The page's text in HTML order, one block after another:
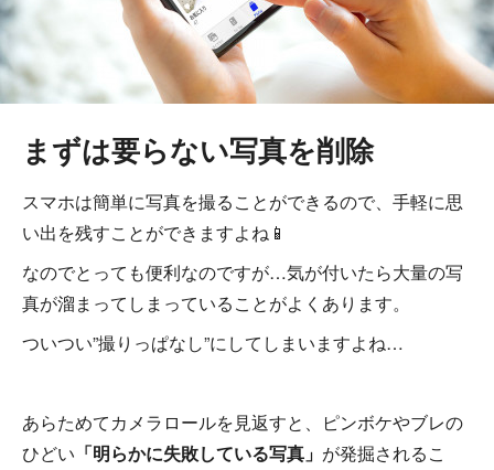
まずは要らない写真を削除
スマホは簡単に写真を撮ることができるので、手軽に思
い出を残すことができますよね📱
なのでとっても便利なのですが…気が付いたら大量の写
真が溜まってしまっていることがよくあります。
ついつい”撮りっぱなし”にしてしまいますよね…
あらためてカメラロールを見返すと、ピンボケやブレの
ひどい 「明らかに失敗している写真」 が発掘されるこ